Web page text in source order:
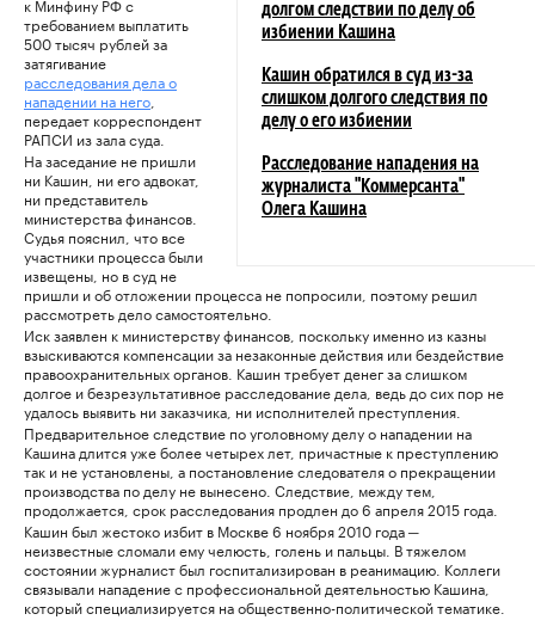
долгом следствии по делу об
избиении Кашина
Кашин обратился в суд из-за
слишком долгого следствия по
делу о его избиении
Расследование нападения на
журналиста "Коммерсанта"
Олега Кашина
к Минфину РФ с
требованием выплатить
500 тысяч рублей за
затягивание
расследования дела о
нападении на него
передает корреспондент
РАПСИ из зала суда.
На заседание не пришли
ни Кашин, ни его адвокат,
ни представитель
министерства финансов.
Судья пояснил, что все
участники процесса были
извещены, но в суд не
пришли и об отложении процесса не попросили, поэтому решил
рассмотреть дело самостоятельно.
Иск заявлен к министерству финансов, поскольку именно из казны
взыскиваются компенсации за незаконные действия или бездействие
правоохранительных органов. Кашин требует денег за слишком
долгое и безрезультативное расследование дела, ведь до сих пор не
удалось выявить ни заказчика, ни исполнителей преступления.
Предварительное следствие по уголовному делу о нападении на
Кашина длится уже более четырех лет, причастные к преступлению
так и не установлены, а постановление следователя о прекращении
производства по делу не вынесено. Следствие, между тем,
продолжается, срок расследования продлен до 6 апреля 2015 года.
Кашин был жестоко избит в Москве 6 ноября 2010 года ─
неизвестные сломали ему челюсть, голень и пальцы. В тяжелом
состоянии журналист был госпитализирован в реанимацию. Коллеги
связывали нападение с профессиональной деятельностью Кашина,
который специализируется на общественно-политической тематике.